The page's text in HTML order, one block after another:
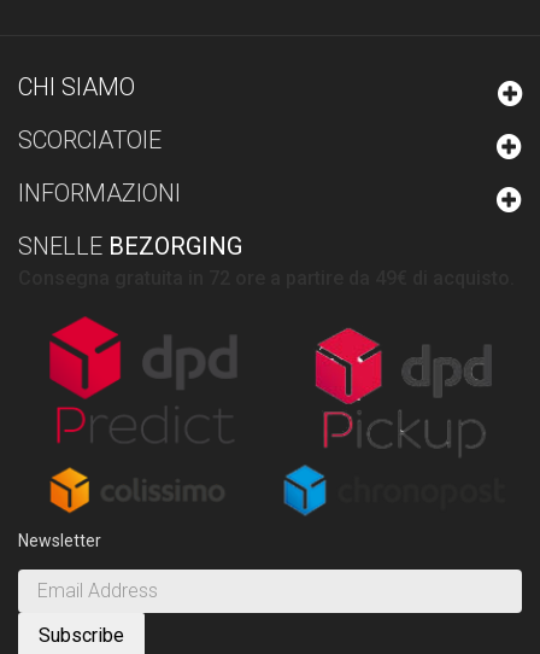
CHI SIAMO
SCORCIATOIE
INFORMAZIONI
SNELLE BEZORGING
Newsletter